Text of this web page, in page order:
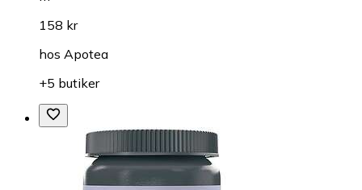
158 kr
hos Apotea
+5 butiker